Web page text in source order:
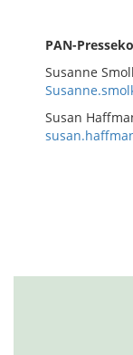
PAN-
Susanne
Susan